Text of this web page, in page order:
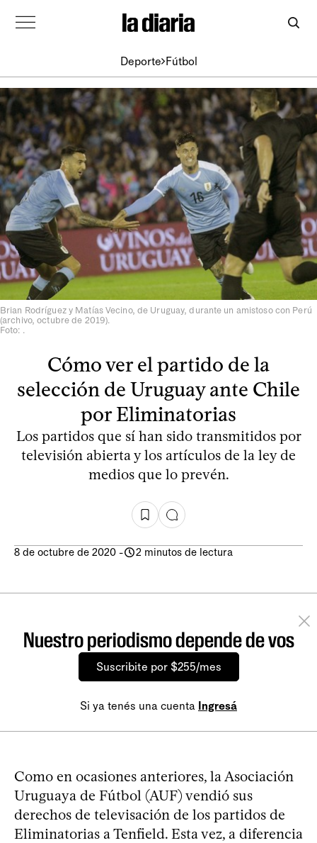
Deporte Fútbol
Brian Rodríguez y Matías Vecino, de Uruguay, durante un amistoso con Perú
(archivo, octubre de 2019).
Foto: .
Cómo ver el partido de la
selección de Uruguay ante Chile
por Eliminatorias
Los partidos que sí han sido transmitidos por
televisión abierta y los artículos de la ley de
medios que lo prevén.
8 de octubre de 2020 - 2 minutos de lectura
Nuestro periodismo depende de vos
Suscribite por $255/mes
Si ya tenés una cuenta Ingresá
Como en ocasiones anteriores, la Asociación
Uruguaya de Fútbol (AUF) vendió sus
derechos de televisación de los partidos de
Eliminatorias a Tenfield. Esta vez, a diferencia